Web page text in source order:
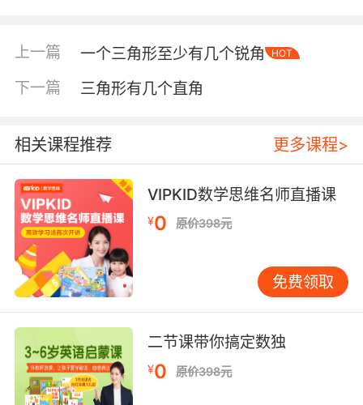
内容简介
关键期，但是他们尚不能调节并管理好自己的情
绪，所以这一时期孩子的情绪表现最为激烈，如
何应对孩子闹脾气越来越成为让家长们头疼的问
题。小火车托马斯演绎着喜怒哀乐的情商故事，
上一篇 一个三角形至少有几个锐角 HOT
下一篇 三角形有几个直角
相关课程推荐 更多课程>
VIPKID数学思维名师直播课
¥0 原价398元
免费领取
二节课带你搞定数独
¥0 原价398元